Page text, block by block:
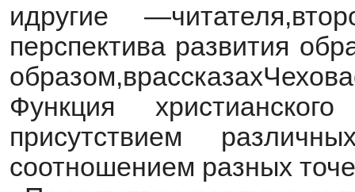
идругие
перспектива развития
Функция
присутствием
соотношением разных